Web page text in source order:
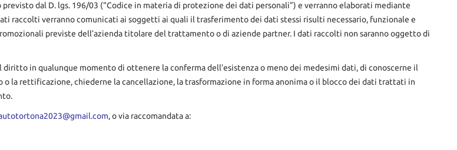
dal D. lgs. 196/03 (“Codice in materia di protezione dei dati personali”) e verranno elaborati mediante
raccolti verranno comunicati ai soggetti ai quali il trasferimento dei dati stessi risulti necessario, funzionale e
previste dell’azienda titolare del trattamento o di aziende partner. I dati raccolti non saranno oggetto di
in qualunque momento di ottenere la conferma dell’esistenza o meno dei medesimi dati, di conoscerne il
la rettificazione, chiederne la cancellazione, la trasformazione in forma anonima o il blocco dei dati trattati in
, o via raccomandata a: